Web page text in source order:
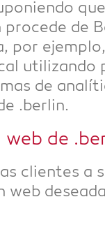
pro­ce­de de
por
uti­liz­an­do
de
.ber­lin.
de
cli­entes a
web